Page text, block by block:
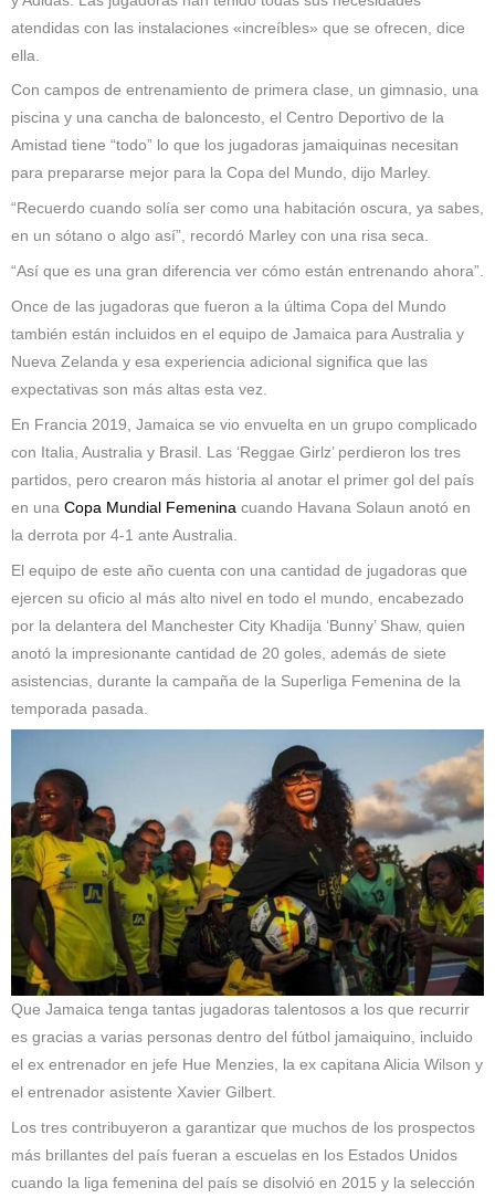
atendidas con las instalaciones «increíbles» que se ofrecen, dice
ella.
Con campos de entrenamiento de primera clase, un gimnasio, una
piscina y una cancha de baloncesto, el Centro Deportivo de la
Amistad tiene “todo” lo que los jugadoras jamaiquinas necesitan
para prepararse mejor para la Copa del Mundo, dijo Marley.
“Recuerdo cuando solía ser como una habitación oscura, ya sabes,
en un sótano o algo así”, recordó Marley con una risa seca.
“Así que es una gran diferencia ver cómo están entrenando ahora”.
Once de las jugadoras que fueron a la última Copa del Mundo
también están incluidos en el equipo de Jamaica para Australia y
Nueva Zelanda y esa experiencia adicional significa que las
expectativas son más altas esta vez.
En Francia 2019, Jamaica se vio envuelta en un grupo complicado
con Italia, Australia y Brasil. Las ‘Reggae Girlz’ perdieron los tres
partidos, pero crearon más historia al anotar el primer gol del país
en una Copa Mundial Femenina cuando Havana Solaun anotó en
la derrota por 4-1 ante Australia.
El equipo de este año cuenta con una cantidad de jugadoras que
ejercen su oficio al más alto nivel en todo el mundo, encabezado
por la delantera del Manchester City Khadija ‘Bunny’ Shaw, quien
anotó la impresionante cantidad de 20 goles, además de siete
asistencias, durante la campaña de la Superliga Femenina de la
temporada pasada.
Que Jamaica tenga tantas jugadoras talentosos a los que recurrir
es gracias a varias personas dentro del fútbol jamaiquino, incluido
el ex entrenador en jefe Hue Menzies, la ex capitana Alicia Wilson y
el entrenador asistente Xavier Gilbert.
Los tres contribuyeron a garantizar que muchos de los prospectos
más brillantes del país fueran a escuelas en los Estados Unidos
cuando la liga femenina del país se disolvió en 2015 y la selección